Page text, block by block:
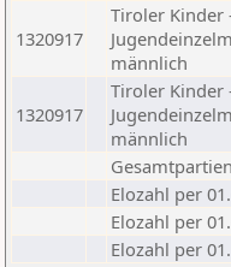
1320917
Tiroler Kinder
männlich
1320917
Tiroler Kinder
männlich
Elozahl per
Elozahl per
Elozahl per